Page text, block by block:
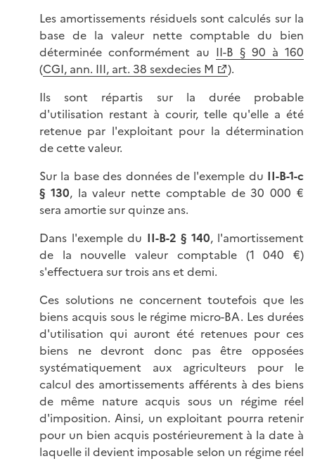
Les amortissements résiduels sont calculés sur la
base de la valeur nette comptable du bien
déterminée conformément au II-B § 90 à 160
(CGI, ann. III, art. 38 sexdecies M
).
Ils sont répartis sur la durée probable
d'utilisation restant à courir, telle qu'elle a été
retenue par l'exploitant pour la détermination
de cette valeur.
Sur la base des données de l'exemple du II-B-1-c
§ 130, la valeur nette comptable de 30 000 €
sera amortie sur quinze ans.
Dans l'exemple du II-B-2 § 140, l'amortissement
de la nouvelle valeur comptable (1 040 €)
s'effectuera sur trois ans et demi.
Ces solutions ne concernent toutefois que les
biens acquis sous le régime micro-BA. Les durées
d'utilisation qui auront été retenues pour ces
biens ne devront donc pas être opposées
systématiquement aux agriculteurs pour le
calcul des amortissements afférents à des biens
de même nature acquis sous un régime réel
d'imposition. Ainsi, un exploitant pourra retenir
pour un bien acquis postérieurement à la date à
laquelle il devient imposable selon un régime réel